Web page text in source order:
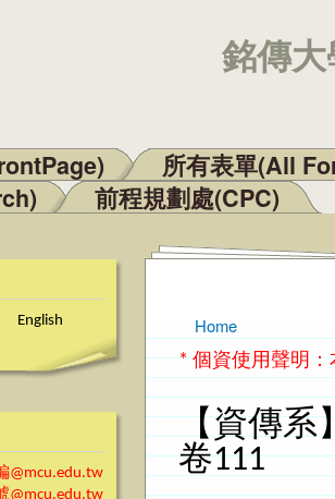
銘傳
所有表單(All
前程規劃處(CPC)
English
@mcu.edu.tw
@mcu.edu.tw
You are here
Home
* 個資使用聲明
【資傳系
卷111